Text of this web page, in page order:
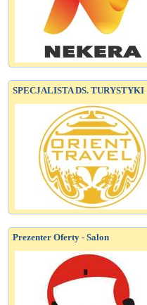
SPECJALISTA DS. TURYSTYKI
Prezenter Oferty - Salon